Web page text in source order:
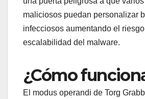
maliciosos puedan personalizar
infecciosos aumentando el
escalabilidad del malware.
¿Cómo
El modus operandi de Torg